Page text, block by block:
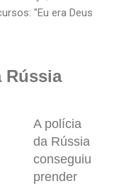
"Eu era Deus
Rússia
A polícia
da Rússia
conseguiu
prender